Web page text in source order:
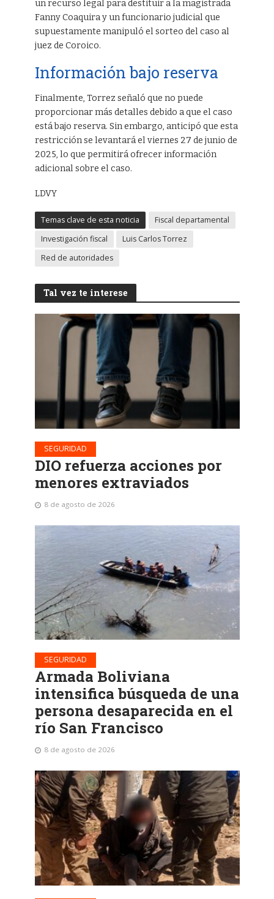
un recurso legal para destituir a la magistrada
Fanny Coaquira y un funcionario judicial que
supuestamente manipuló el sorteo del caso al
juez de Coroico.
Información bajo reserva
Finalmente, Torrez señaló que no puede
proporcionar más detalles debido a que el caso
está bajo reserva. Sin embargo, anticipó que esta
restricción se levantará el viernes 27 de junio de
2025, lo que permitirá ofrecer información
adicional sobre el caso.
LDVY
Temas clave de esta noticia
Fiscal departamental
Investigación fiscal
Luis Carlos Torrez
Red de autoridades
Tal vez te interese
SEGURIDAD
DIO refuerza acciones por
menores extraviados
8 de agosto de 2026
SEGURIDAD
Armada Boliviana
intensifica búsqueda de una
persona desaparecida en el
río San Francisco
8 de agosto de 2026